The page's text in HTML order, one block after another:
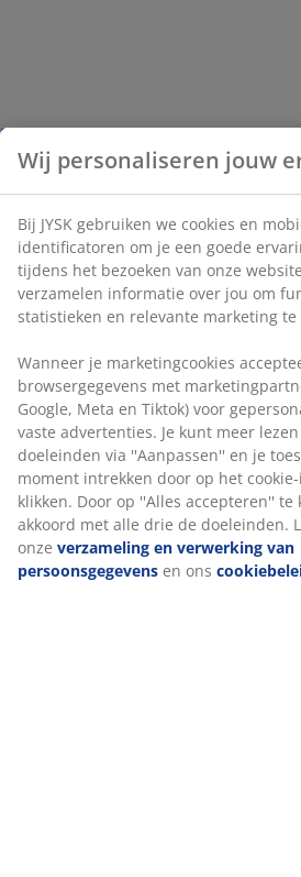
Wij personaliseren jouw
Bij JYSK gebruiken we cookies en
identificatoren om je een goede
tijdens het bezoeken van onze
verzamelen informatie over jou om
statistieken en relevante marketing te
Wanneer je marketingcookies
browsergegevens met
Google, Meta en Tiktok) voor
vaste advertenties. Je kunt meer
doeleinden via ''Aanpassen'' en je
moment intrekken door op het
klikken. Door op ''Alles accepteren'' te
akkoord met alle drie de doeleinden.
onze verzameling en verwerking van
persoonsgegevens en ons